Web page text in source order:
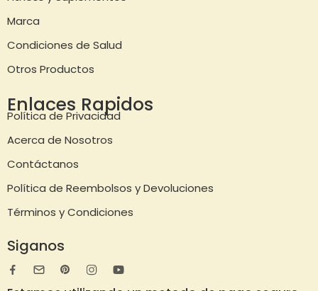
Marca
Condiciones de Salud
Otros Productos
Enlaces Rapidos
Política de Privacidad
Acerca de Nosotros
Contáctanos
Política de Reembolsos y Devoluciones
Términos y Condiciones
Siganos